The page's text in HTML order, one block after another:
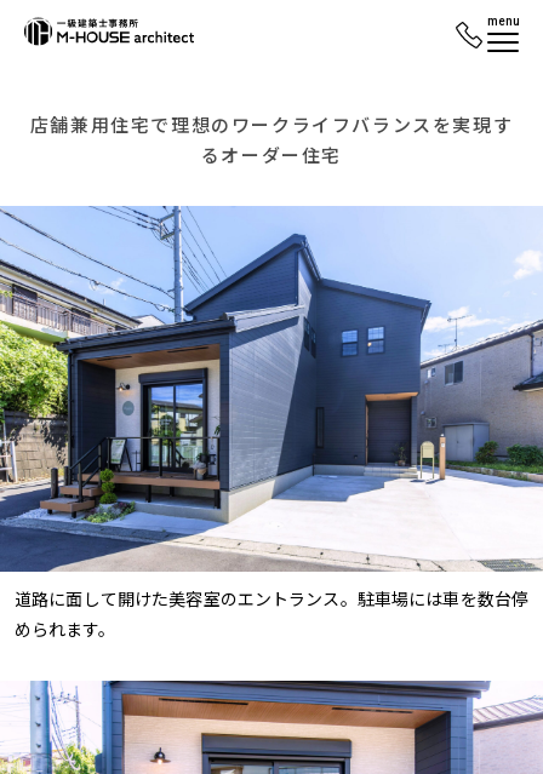
menu
店舗兼用住宅で理想のワークライフバランスを実現す
るオーダー住宅
道路に面して開けた美容室のエントランス。駐車場には車を数台停
められます。